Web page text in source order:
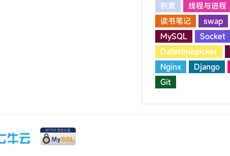
积累
线程与进程
读书笔记
swap
MySQL
Socket
Datetimepicker
Nginx
Django
Git